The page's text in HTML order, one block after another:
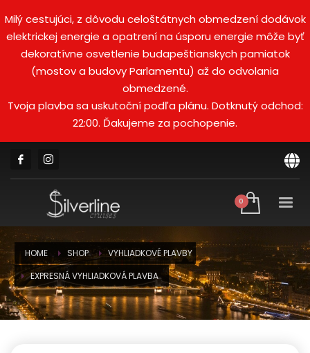
Milý cestujúci, z dôvodu celoštátnych obmedzení dodávok
elektrickej energie a opatrení na úsporu energie môže byť
dekoratívne osvetlenie budapeštianskych pamiatok
(mostov a budovy Parlamentu) až do odvolania
obmedzené.
Tvoja plavba sa uskutoční podľa plánu. Dotknutý odchod:
22:00. Ďakujeme za pochopenie.
HOME SHOP
VYHLIADKOVÉ PLAVBY
EXPRESNÁ VYHLIADKOVÁ PLAVBA